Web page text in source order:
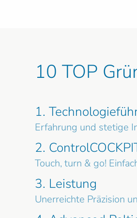
10 TOP
1.
Erfahrung und stetige
2.
Touch, turn & go!
3. Leistung
Unerreichte Präzision